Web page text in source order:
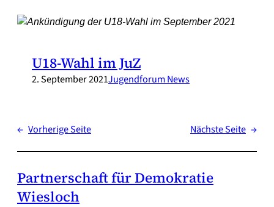
U18-Wahl im JuZ
2. September 2021Jugendforum News
← Vorherige Seite Nächste Seite →
Partnerschaft für Demokratie
Wiesloch